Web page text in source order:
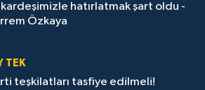
kardeşimizle hatırlatmak şart oldu -
Özkaya
TEK
teşkilatları tasfiye edilmeli!